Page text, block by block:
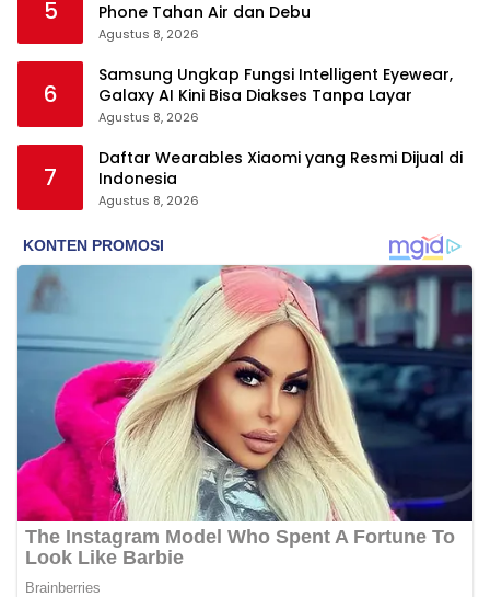
5
Phone Tahan Air dan Debu
Agustus 8, 2026
6
Samsung Ungkap Fungsi Intelligent Eyewear,
Galaxy AI Kini Bisa Diakses Tanpa Layar
Agustus 8, 2026
7
Daftar Wearables Xiaomi yang Resmi Dijual di
Indonesia
Agustus 8, 2026